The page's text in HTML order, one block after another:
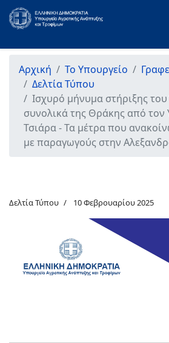
Αρχική Το Υπουργείο
Δελτία Τύπου
Ισχυρό μήνυμα στήριξης
συνολικά της Θράκης από
Τσιάρα - Τα μέτρα που
με παραγωγούς στην
Δελτία Τύπου 10 Φεβρουαρίου 2025